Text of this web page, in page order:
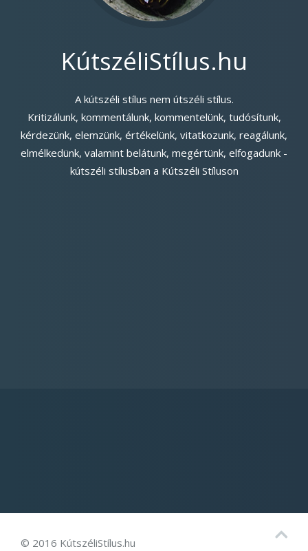
KútszéliStílus.hu
A kútszéli stílus nem útszéli stílus.
Kritizálunk, kommentálunk, kommentelünk, tudósítunk,
kérdezünk, elemzünk, értékelünk, vitatkozunk, reagálunk,
elmélkedünk, valamint belátunk, megértünk, elfogadunk -
kútszéli stílusban a Kútszéli Stíluson
© 2016 KútszéliStílus.hu